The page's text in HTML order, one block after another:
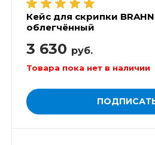
Кейс для скрипки
облегчённый
3 630 руб.
Товара пока нет в наличии